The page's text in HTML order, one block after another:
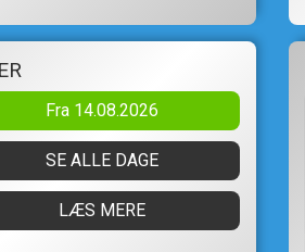
Fra 14.08.2026
SE ALLE DAGE
LÆS MERE